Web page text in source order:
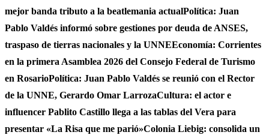
mejor banda tributo a la beatlemania actualPolítica: Juan
Pablo Valdés informó sobre gestiones por deuda de ANSES,
traspaso de tierras nacionales y la UNNEEconomía: Corrientes
en la primera Asamblea 2026 del Consejo Federal de Turismo
en RosarioPolítica: Juan Pablo Valdés se reunió con el Rector
de la UNNE, Gerardo Omar LarrozaCultura: el actor e
influencer Pablito Castillo llega a las tablas del Vera para
presentar «La Risa que me parió»Colonia Liebig: consolida un